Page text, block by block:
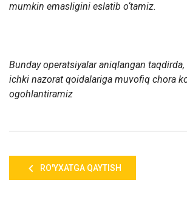
mumkin emasligini eslatib o‘tamiz.
Bunday operatsiyalar aniqlangan
ichki nazorat qoidalariga muvofiq chora
ogohlantiramiz
RO'YXATGA QAYTISH